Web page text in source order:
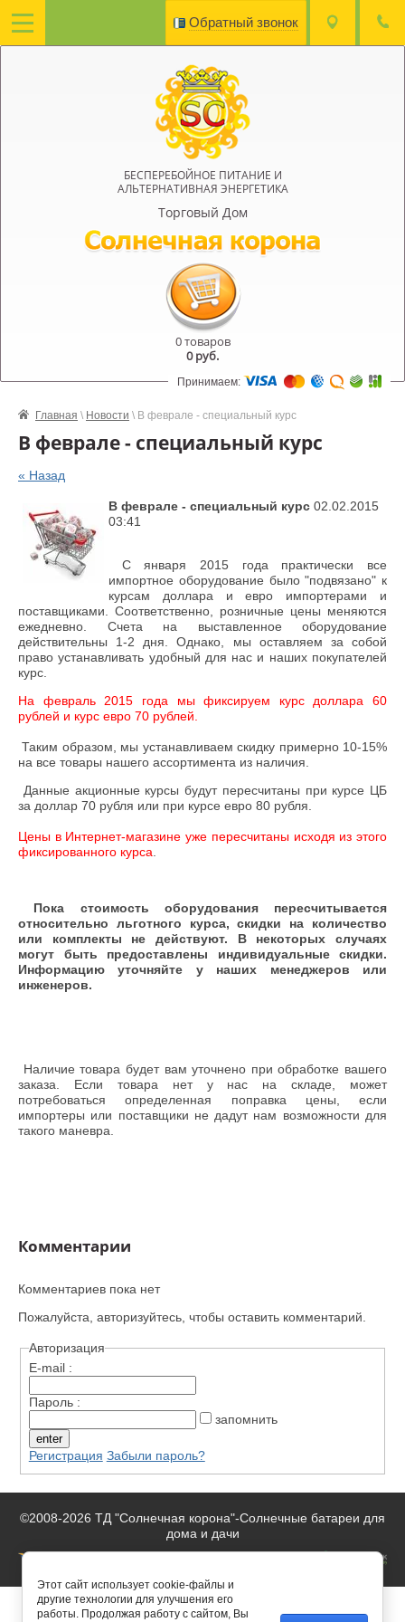
БЕСПЕРЕБОЙНОЕ ПИТАНИЕ И
АЛЬТЕРНАТИВНАЯ ЭНЕРГЕТИКА
Торговый Дом
Обратный звонок
0 товаров
0руб.
Принимаем:
Главная \ Новости \ В феврале - специальный курс
В феврале - специальный курс
« Назад
В феврале - специальный курс 02.02.2015
03:41
С января 2015 года практически все
импортное оборудование было "подвязано" к
курсам доллара и евро импортерами и
поставщиками. Соответственно, розничные цены меняются
ежедневно. Счета на выставленное оборудование
действительны 1-2 дня. Однако, мы оставляем за собой
право устанавливать удобный для нас и наших покупателей
курс.
На февраль 2015 года мы фиксируем курс доллара 60
рублей и курс евро 70 рублей.
Таким образом, мы устанавливаем скидку примерно 10-15%
на все товары нашего ассортимента из наличия.
Данные акционные курсы будут пересчитаны при курсе ЦБ
за доллар 70 рубля или при курсе евро 80 рубля.
Цены в Интернет-магазине уже пересчитаны исходя из этого
фиксированного курса
Пока стоимость оборудования пересчитывается
относительно льготного курса, скидки на количество
или комплекты не действуют. В некоторых случаях
могут быть предоставлены индивидуальные скидки.
Информацию уточняйте у наших менеджеров или
инженеров.
Наличие товара будет вам уточнено при обработке вашего
заказа. Если товара нет у нас на складе, может
потребоваться определенная поправка цены, если
импортеры или поставщики не дадут нам возможности для
такого маневра.
Комментарии
Комментариев пока нет
Пожалуйста, авторизуйтесь, чтобы оставить комментарий.
Авторизация
E-mail :
Пароль :
запомнить
Регистрация Забыли пароль?
©2008-2026 ТД "Солнечная корона"-Солнечные батареи для
дома и дачи
Этот сайт использует cookie-файлы и
другие технологии для улучшения его
работы. Продолжая работу с сайтом, Вы